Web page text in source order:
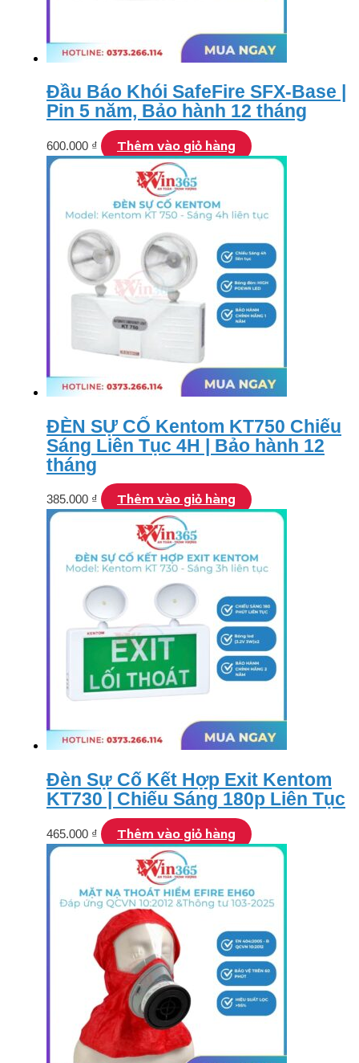
Đầu Báo Khói SafeFire SFX-Base |
Pin 5 năm, Bảo hành 12 tháng
600.000 ₫ Thêm vào giỏ hàng
ĐÈN SỰ CỐ Kentom KT750 Chiếu
Sáng Liên Tục 4H | Bảo hành 12
tháng
385.000 ₫ Thêm vào giỏ hàng
Đèn Sự Cố Kết Hợp Exit Kentom
KT730 | Chiếu Sáng 180p Liên Tục
465.000 ₫ Thêm vào giỏ hàng